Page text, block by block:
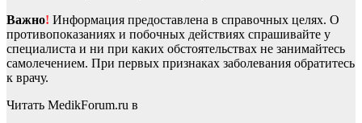
Важно! Информация предоставлена в справочных целях. О
противопоказаниях и побочных действиях спрашивайте у
специалиста и ни при каких обстоятельствах не занимайтесь
самолечением. При первых признаках заболевания обратитесь
к врачу.
Читать MedikForum.ru в